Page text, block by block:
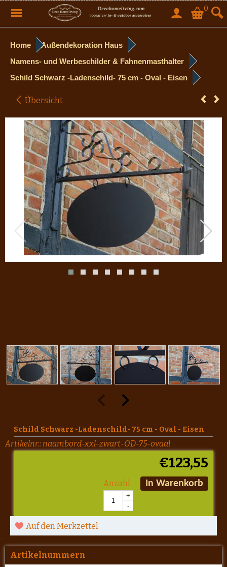
0
Home
Außendekoration Haus
Namens- und Werbeschilder & Fahnenmasthalter
Schild Schwarz -Ladenschild- 75 cm - Oval - Eisen
Übersicht
Schild Schwarz -Ladenschild- 75 cm - Oval - Eisen
Artikelnr.: naambord-xxl-zwart-OD-75-ovaal
€123,55
Anzahl
+
-
In Warenkorb
Auf den Merkzettel
Artikelnummern